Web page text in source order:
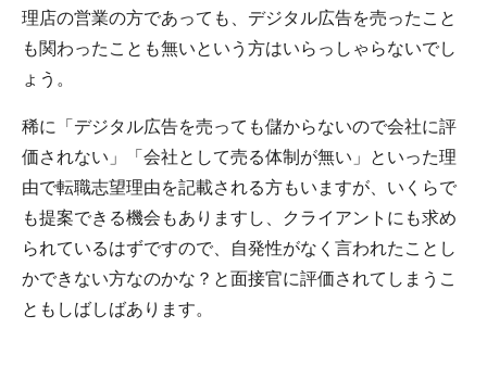
理店の営業の方であっても、デジタル広告を売ったこと
も関わったことも無いという方はいらっしゃらないでし
ょう。
稀に「デジタル広告を売っても儲からないので会社に評
価されない」「会社として売る体制が無い」といった理
由で転職志望理由を記載される方もいますが、いくらで
も提案できる機会もありますし、クライアントにも求め
られているはずですので、自発性がなく言われたことし
かできない方なのかな？と面接官に評価されてしまうこ
ともしばしばあります。